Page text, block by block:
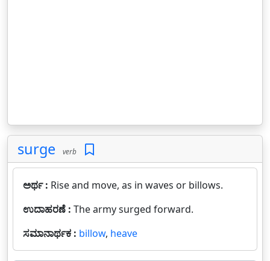
surge verb
ಅರ್ಥ : Rise and move, as in waves or billows.
ಉದಾಹರಣೆ : The army surged forward.
ಸಮಾನಾರ್ಥಕ : billow, heave